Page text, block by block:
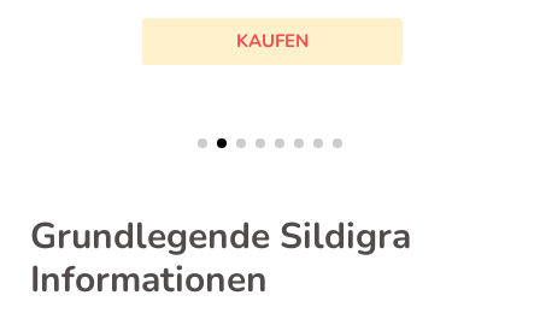
KAUFEN
Grundlegende Sildigra
Informationen